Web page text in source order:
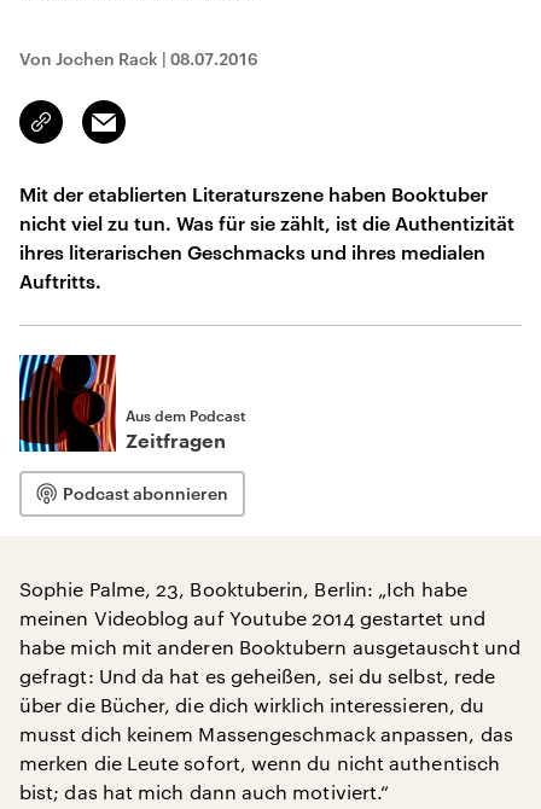
Von Jochen Rack | 08.07.2016
Link
kopieren/teilen
Email
Mit der etablierten Literaturszene haben Booktuber
nicht viel zu tun. Was für sie zählt, ist die Authentizität
ihres literarischen Geschmacks und ihres medialen
Auftritts.
Aus dem Podcast
Zeitfragen
Podcast abonnieren
Sophie Palme, 23, Booktuberin, Berlin: „Ich habe
meinen Videoblog auf Youtube 2014 gestartet und
habe mich mit anderen Booktubern ausgetauscht und
gefragt: Und da hat es geheißen, sei du selbst, rede
über die Bücher, die dich wirklich interessieren, du
musst dich keinem Massengeschmack anpassen, das
merken die Leute sofort, wenn du nicht authentisch
bist; das hat mich dann auch motiviert.“